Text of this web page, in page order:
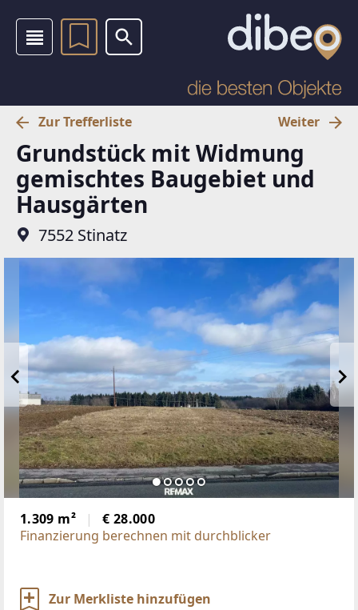
Zur Trefferliste Weiter
Grundstück mit Widmung
gemischtes Baugebiet und
Hausgärten
7552 Stinatz
1.309 m²
€ 28.000
Finanzierung berechnen mit durchblicker
Zur Merkliste hinzufügen